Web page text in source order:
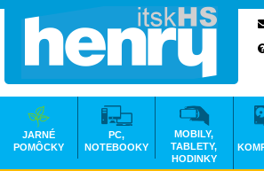
JARNÉ
POMÔCKY
PC,
NOTEBOOKY
MOBILY,
TABLETY,
HODINKY